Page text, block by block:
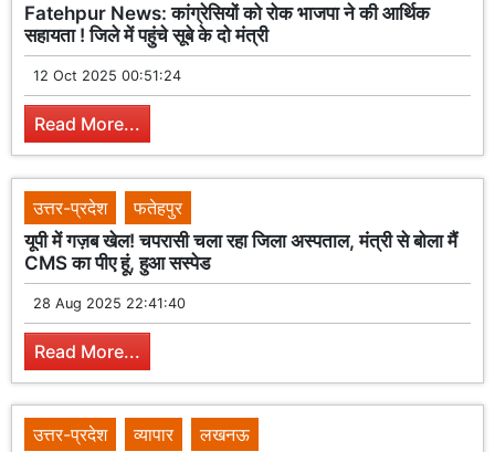
Fatehpur News: कांग्रेसियों को रोक भाजपा ने की आर्थिक
सहायता ! जिले में पहुंचे सूबे के दो मंत्री
12 Oct 2025 00:51:24
Read More...
उत्तर-प्रदेश
फतेहपुर
यूपी में गज़ब खेल! चपरासी चला रहा जिला अस्पताल, मंत्री से बोला मैं
CMS का पीए हूं, हुआ सस्पेड
28 Aug 2025 22:41:40
Read More...
उत्तर-प्रदेश व्यापार
लखनऊ